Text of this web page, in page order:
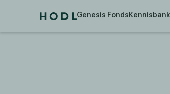
Genesis Fonds Kennisbank